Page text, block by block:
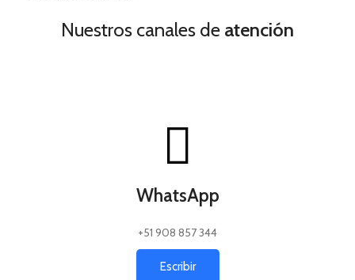
Nuestros canales de atención
WhatsApp
+51 908 857 344
Escribir